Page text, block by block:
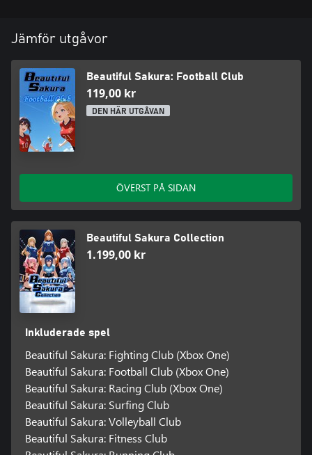
Jämför utgåvor
Beautiful Sakura: Football Club
119,00 kr
DEN HÄR UTGÅVAN
ÖVERST PÅ SIDAN
Beautiful Sakura Collection
1.199,00 kr
Inkluderade spel
Beautiful Sakura: Fighting Club (Xbox One)
Beautiful Sakura: Football Club (Xbox One)
Beautiful Sakura: Racing Club (Xbox One)
Beautiful Sakura: Surfing Club
Beautiful Sakura: Volleyball Club
Beautiful Sakura: Fitness Club